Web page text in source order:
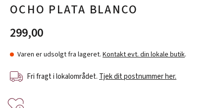
OCHO PLATA BLANCO
299,00
Varen er udsolgt fra lageret. Kontakt evt. din lokale butik.
Fri fragt i lokalområdet. Tjek dit postnummer her.